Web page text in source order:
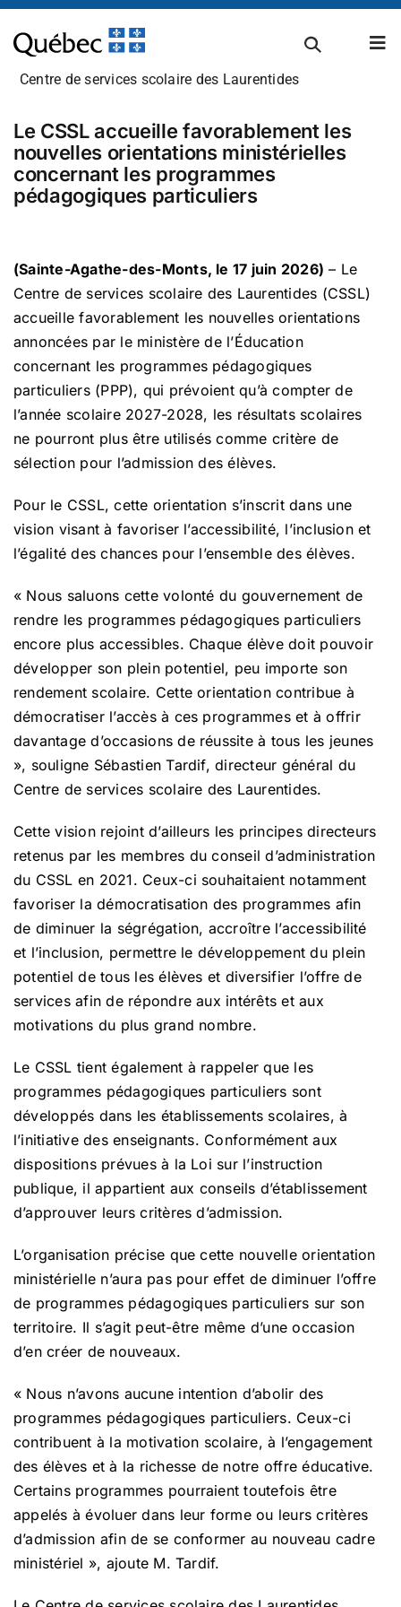
Passer
au
contenu
Carrières
Admissions et inscriptions
Établissements scolaires
Transport scolaire
Infos parents
Actualités
Références et documentation
Centre de services scolaire des Laurentides
Le CSSL accueille favorablement les
nouvelles orientations ministérielles
concernant les programmes
pédagogiques particuliers
(Sainte-Agathe-des-Monts, le 17 juin 2026) – Le
Centre de services scolaire des Laurentides (CSSL)
accueille favorablement les nouvelles orientations
annoncées par le ministère de l’Éducation
concernant les programmes pédagogiques
particuliers (PPP), qui prévoient qu’à compter de
l’année scolaire 2027-2028, les résultats scolaires
ne pourront plus être utilisés comme critère de
sélection pour l’admission des élèves.
Pour le CSSL, cette orientation s’inscrit dans une
vision visant à favoriser l’accessibilité, l’inclusion et
l’égalité des chances pour l’ensemble des élèves.
« Nous saluons cette volonté du gouvernement de
rendre les programmes pédagogiques particuliers
encore plus accessibles. Chaque élève doit pouvoir
développer son plein potentiel, peu importe son
rendement scolaire. Cette orientation contribue à
démocratiser l’accès à ces programmes et à offrir
davantage d’occasions de réussite à tous les jeunes
», souligne Sébastien Tardif, directeur général du
Centre de services scolaire des Laurentides.
Cette vision rejoint d’ailleurs les principes directeurs
retenus par les membres du conseil d’administration
du CSSL en 2021. Ceux-ci souhaitaient notamment
favoriser la démocratisation des programmes afin
de diminuer la ségrégation, accroître l’accessibilité
et l’inclusion, permettre le développement du plein
potentiel de tous les élèves et diversifier l’offre de
services afin de répondre aux intérêts et aux
motivations du plus grand nombre.
Le CSSL tient également à rappeler que les
programmes pédagogiques particuliers sont
développés dans les établissements scolaires, à
l’initiative des enseignants. Conformément aux
dispositions prévues à la Loi sur l’instruction
publique, il appartient aux conseils d’établissement
d’approuver leurs critères d’admission.
L’organisation précise que cette nouvelle orientation
ministérielle n’aura pas pour effet de diminuer l’offre
de programmes pédagogiques particuliers sur son
territoire. Il s’agit peut-être même d’une occasion
d’en créer de nouveaux.
« Nous n’avons aucune intention d’abolir des
programmes pédagogiques particuliers. Ceux-ci
contribuent à la motivation scolaire, à l’engagement
des élèves et à la richesse de notre offre éducative.
Certains programmes pourraient toutefois être
appelés à évoluer dans leur forme ou leurs critères
d’admission afin de se conformer au nouveau cadre
ministériel », ajoute M. Tardif.